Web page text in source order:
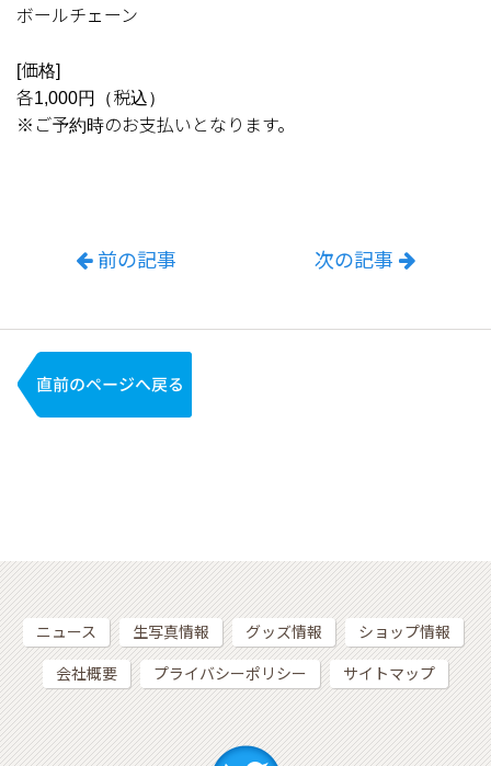
ボールチェーン
[価格]
各1,000円（税込）
※ご予約時のお支払いとなります。
前の記事 次の記事
ニュース 生写真情報 グッズ情報 ショップ情報
会社概要 プライバシーポリシー サイトマップ